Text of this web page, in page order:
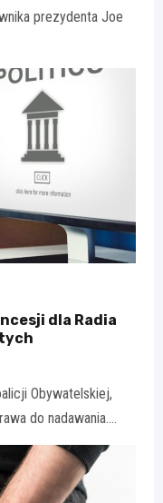
prezydenta Joe
dla Radia
Obywatelskiej,
do nadawania.…